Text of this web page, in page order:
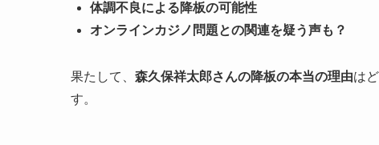
体調不良による降板の可能性
オンラインカジノ問題との関連を疑う声も？
果たして、 森久保祥太郎さんの降板の本当の理由は
す。